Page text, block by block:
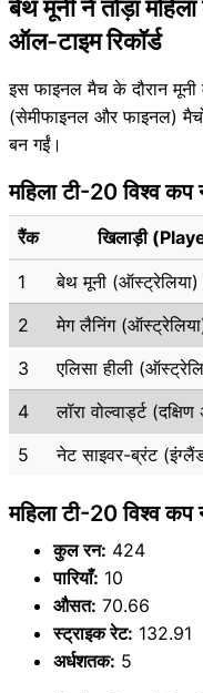
बेथ मूनी ने तोड़ा
ऑल-टाइम रिकॉर्ड
इस फाइनल मैच के दौरान
(सेमीफाइनल और फाइनल)
बन गईं।
महिला टी-20 विश्व
रैंक खिलाड़ी
1
बेथ मूनी (ऑस्ट्रेलिया)
2
मेग लैनिंग
3
एलिसा हीली
4
लॉरा वोल्वार्ड्ट
5
नेट साइवर-ब्रंट
महिला टी-20 विश्व कप
कुल रन: 424
पारियाँ: 10
औसत: 70.66
स्ट्राइक रेट: 132.91
अर्धशतक: 5